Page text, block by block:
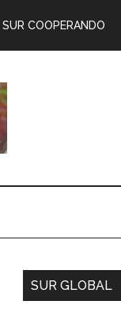
SUR COOPERANDO
SUR GLOBAL